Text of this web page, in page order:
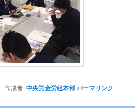
作成者:中央労金労組本部 パーマリンク